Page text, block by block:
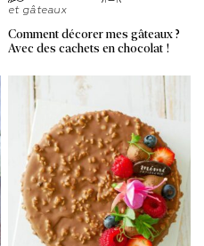
et gâteaux
Comment décorer mes gâteaux ?
Avec des cachets en chocolat !